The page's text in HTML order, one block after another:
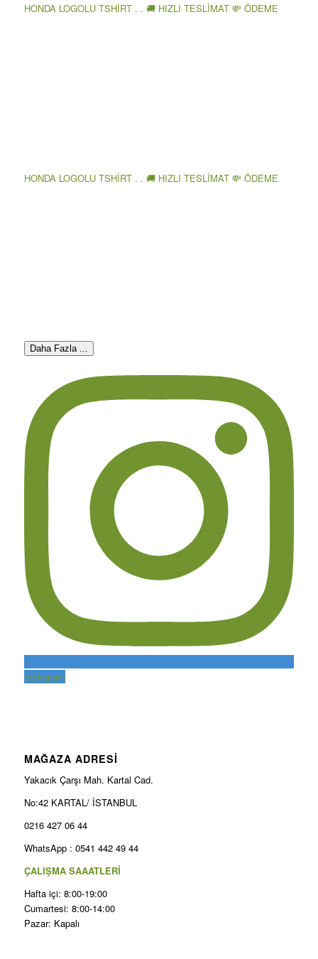
HONDA LOGOLU TSHİRT . . 🚚 HIZLI TESLİMAT 💸 ÖDEME
HONDA LOGOLU TSHİRT . . 🚚 HIZLI TESLİMAT 💸 ÖDEME
Daha Fazla ...
Instagram
MAĞAZA ADRESİ
Yakacık Çarşı Mah. Kartal Cad.
No:42 KARTAL/ İSTANBUL
0216 427 06 44
WhatsApp : 0541 442 49 44
ÇALIŞMA SAAATLERİ
Hafta içi: 8:00-19:00
Cumartesi: 8:00-14:00
Pazar: Kapalı